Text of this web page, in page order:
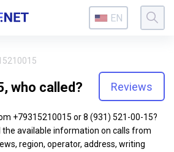
EN
who called? Reviews
+79315210015 or 8 (931) 521-00-15?
the available information on calls from
region, operator, address, writing